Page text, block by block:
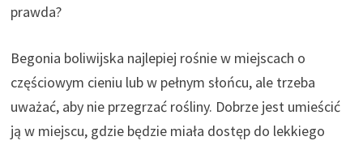
prawda?
Begonia boliwijska najlepiej rośnie w miejscach o
częściowym cieniu lub w pełnym słońcu, ale trzeba
uważać, aby nie przegrzać rośliny. Dobrze jest umieścić
ją w miejscu, gdzie będzie miała dostęp do lekkiego